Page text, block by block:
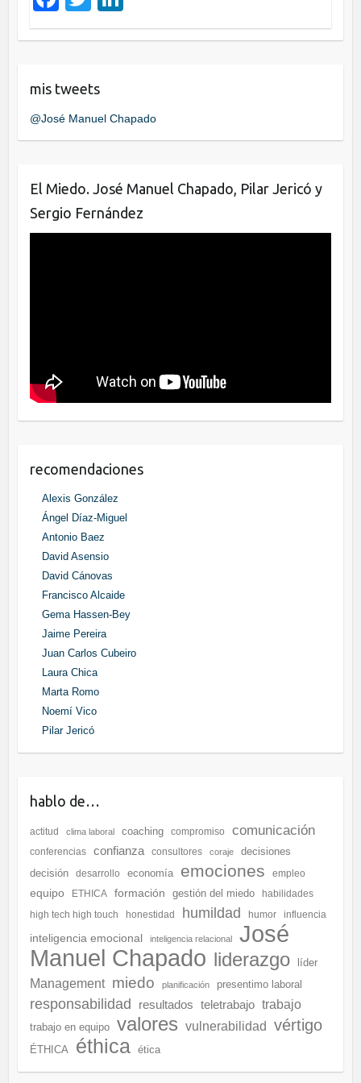
k
a
c
b
o
k
wi
tt
n
k
n
mis tweets
@José Manuel Chapado
El Miedo. José Manuel Chapado, Pilar Jericó y
Sergio Fernández
recomendaciones
Alexis González
Ángel Díaz-Miguel
Antonio Baez
David Asensio
David Cánovas
Francisco Alcaide
Gema Hassen-Bey
Jaime Pereira
Juan Carlos Cubeiro
Laura Chica
Marta Romo
Noemí Vico
Pilar Jericó
hablo de…
actitud clima laboral coaching compromiso comunicación
conferencias confianza consultores coraje
decisiones
decisión
desarrollo economía emociones empleo
equipo ETHICA formación gestión del miedo
habilidades
high tech high touch
honestidad humildad humor influencia
inteligencia emocional inteligencia relacional
José
Manuel Chapado liderazgo líder
Management miedo planificación presentimo laboral
responsabilidad resultados teletrabajo trabajo
trabajo en equipo valores vulnerabilidad vértigo
ÉTHICA éthica ética